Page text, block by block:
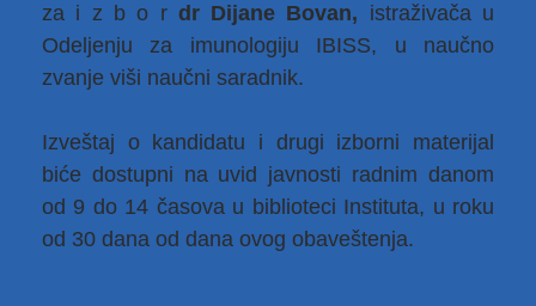
za i z b o r dr Dijane Bovan, istraživača u
Odeljenju za imunologiju IBISS, u naučno
zvanje viši naučni saradnik.
Izveštaj o kandidatu i drugi izborni materijal
biće dostupni na uvid javnosti radnim danom
od 9 do 14 časova u biblioteci Instituta, u roku
od 30 dana od dana ovog obaveštenja.